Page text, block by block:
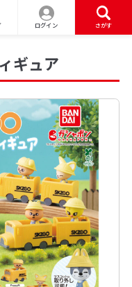
ログイン さがす
ギュア